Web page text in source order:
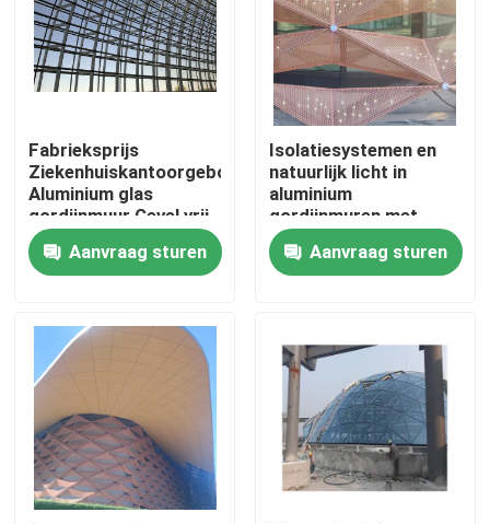
Huis
Producten
Ongeveer ons
Fabrieksreis
Kwaliteitscontrole
Fabrieksprijs
Ziekenhuiskantoorgebouw
Aluminium glas
gordijnmuur Gevel vrij
ontwerp
Aanvraag sturen
Isolatiesystemen en
natuurlijk licht in
aluminium
gordijnmuren met
geavanceerde
glastechnologieën
Aanvraag sturen